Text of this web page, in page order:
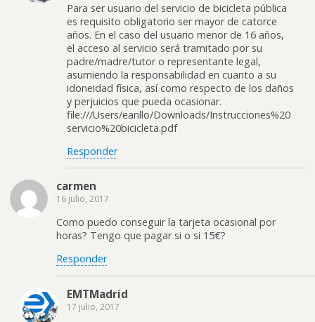
Para ser usuario del servicio de bicicleta pública
es requisito obligatorio ser mayor de catorce
años. En el caso del usuario menor de 16 años,
el acceso al servicio será tramitado por su
padre/madre/tutor o representante legal,
asumiendo la responsabilidad en cuanto a su
idoneidad física, así como respecto de los daños
y perjuicios que pueda ocasionar.
file:///Users/eanllo/Downloads/Instrucciones%20
servicio%20bicicleta.pdf
Responder
carmen
16 julio, 2017
Como puedo conseguir la tarjeta ocasional por
horas? Tengo que pagar si o si 15€?
Responder
EMTMadrid
17 julio, 2017